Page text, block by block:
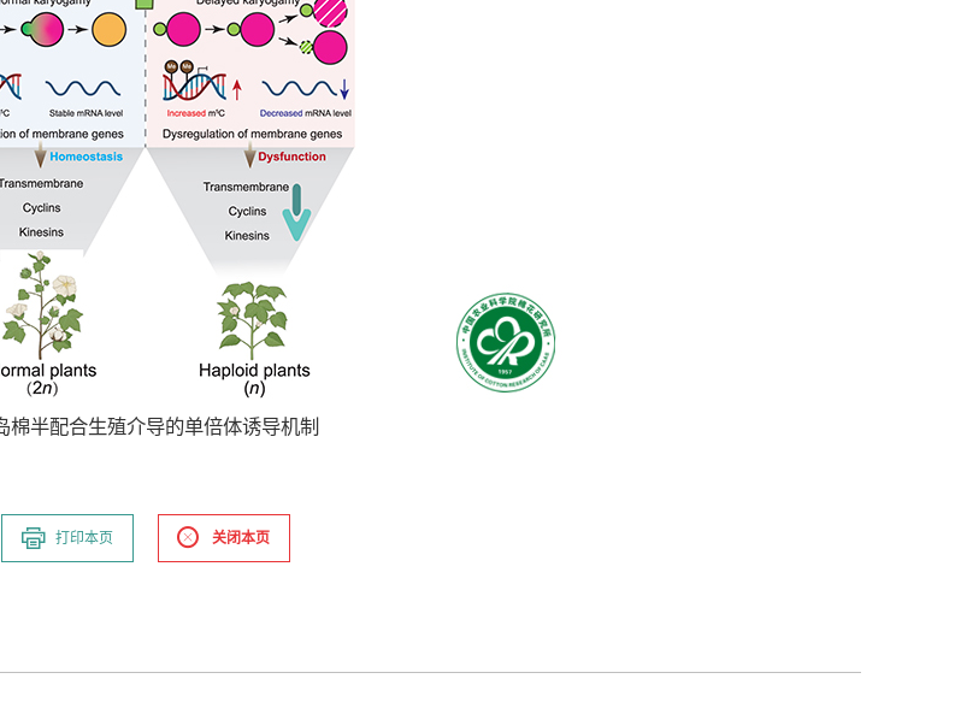
棉半配合生殖介导的单倍体诱导机制
打印本页 关闭本页